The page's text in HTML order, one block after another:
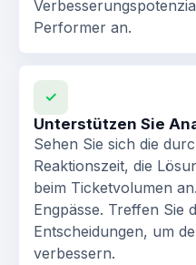
Performer an.
✓
Unterstützen Sie
Sehen Sie sich die
Reaktionszeit, die
beim Ticketvolumen
Engpässe. Treffen Sie
Entscheidungen, um
verbessern.